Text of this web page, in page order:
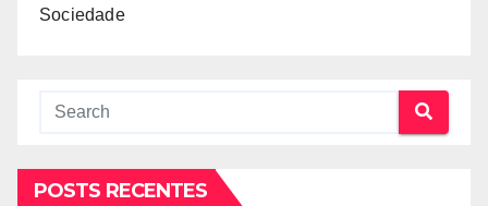
Sociedade
POSTS RECENTES